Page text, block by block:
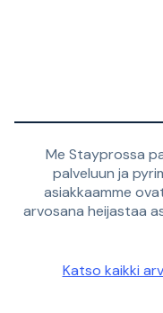
Me Stayprossa
palveluun ja
asiakkaamme
arvosana heijastaa
Katso kaikki